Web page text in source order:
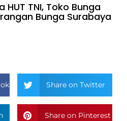
HUT TNI, Toko Bunga
Bunga Surabaya
Share on Twitter
Share on Pinterest